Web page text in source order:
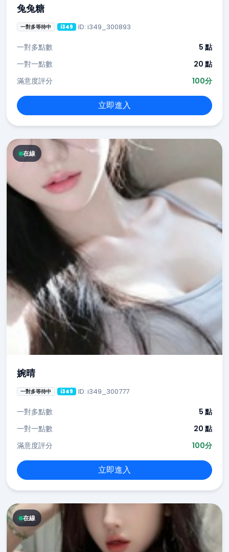
兔兔糖
一對多等待中 i349 ID: i349_300893
一對多點數
5 點
一對一點數
20 點
滿意度評分
100分
立即進入
在線
婉晴
一對多等待中 i349 ID: i349_300777
一對多點數
5 點
一對一點數
20 點
滿意度評分
100分
立即進入
在線